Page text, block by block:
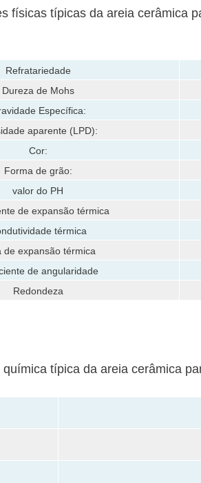
físicas típicas da areia cerâmica
Refratariedade
Dureza de Mohs
Específica:
aparente (LPD):
Cor:
Forma de grão:
valor do PH
de expansão térmica
térmica
de expansão térmica
de angularidade
Redondeza
química típica da areia cerâmica